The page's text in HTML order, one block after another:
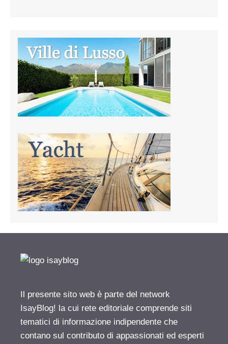
Il presente sito web è parte del network
IsayBlog! la cui rete editoriale comprende siti
tematici di informazione indipendente che
contano sul contributo di appassionati ed esperti